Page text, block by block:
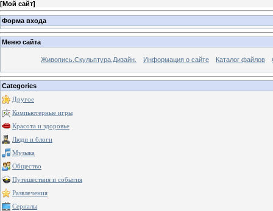
[Мой сайт]
Форма входа
Меню сайта
Живопись.Скульптура.Дизайн. Информация о сайте Каталог файлов
Categories
Другое
Компьютерные игры
Красота и здоровье
Люди и блоги
Музыка
Общество
Путешествия и события
Развлечения
Сериалы